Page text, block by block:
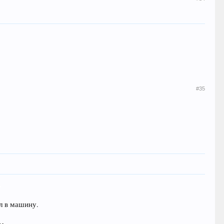
#35
в машину.